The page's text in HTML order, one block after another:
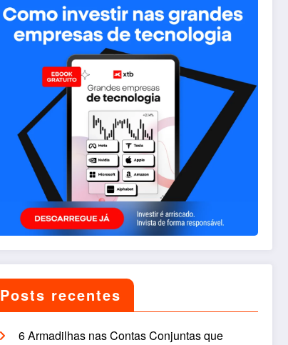
Posts recentes
6 Armadilhas nas Contas Conjuntas que